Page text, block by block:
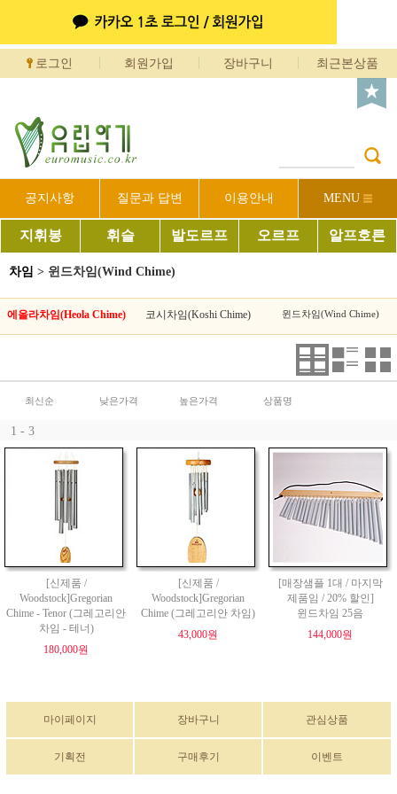
로그인 회원가입 장바구니 최근본상품
공지사항 질문과 답변 이용안내 MENU
지휘봉 휘슬 발도르프 오르프 알프호른
차임 > 윈드차임(Wind Chime)
에올라차임(Heola Chime) 코시차임(Koshi Chime) 윈드차임(Wind Chime)
최신순 낮은가격 높은가격 상품명
1 - 3
[신제품 /
Woodstock]Gregorian
Chime - Tenor (그레고리안
차임 - 테너)
180,000원
[신제품 /
Woodstock]Gregorian
Chime (그레고리안 차임)
43,000원
[매장샘플 1대 / 마지막
제품임 / 20% 할인]
윈드차임 25음
144,000원
마이페이지 장바구니 관심상품
기획전 구매후기 이벤트